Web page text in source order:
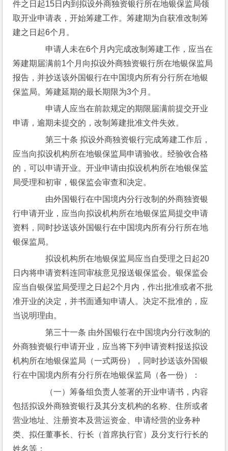
件之日起15日内到拟设外商独资银行所在地银保监局领
取开业申请表，开始筹建工作。筹建期为自获准改制筹
建之日起6个月。
申请人未在6个月内完成改制筹建工作，应当在
筹建期届满前1个月向拟设外商独资银行所在地银保监局
报告，并抄送该外国银行在中国境内所有分行所在地银
保监局。筹建延期的最长期限为3个月。
申请人应当在前款规定的期限届满前提交开业
申请，逾期未提交的，改制筹建批准文件失效。
第三十条 拟设外商独资银行完成筹建工作后，
应当向拟设机构所在地银保监局申请验收。经验收合格
的，可以申请开业。开业申请由拟设机构所在地银保监
局受理和初审，银保监会审查和决定。
由外国银行在中国境内分行改制的外商独资银
行申请开业，应当向拟设机构所在地银保监局提交申请
资料，同时抄送该外国银行在中国境内所有分行所在地
银保监局。
拟设机构所在地银保监局应当自受理之日起20
日内将申请资料连同审核意见报送银保监会。银保监会
应当自银保监局受理之日起2个月内，作出批准或者不批
准开业的决定，并书面通知申请人。决定不批准的，应
当说明理由。
第三十一条 由外国银行在中国境内分行改制的
外商独资银行申请开业，应当将下列申请资料报送拟设
机构所在地银保监局（一式两份），同时抄送该外国银
行在中国境内所有分行所在地银保监局（各一份）：
（一）筹备组负责人签署的开业申请书，内容
包括拟设外商独资银行及其分支机构的名称、住所或者
营业地址、注册资本及营运资金、申请经营的业务种
类、拟任董事长、行长（首席执行官）及分支行行长的
姓名等；